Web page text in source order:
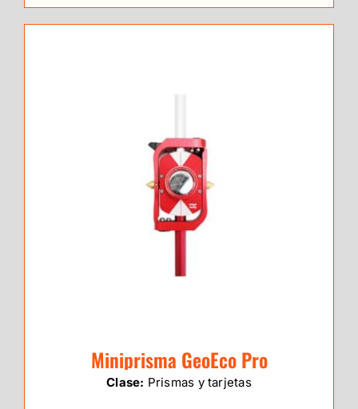
Miniprisma GeoEco Pro
Clase: Prismas y tarjetas